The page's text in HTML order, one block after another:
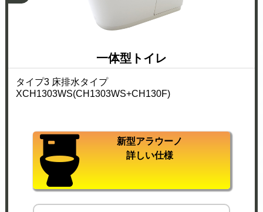
一体型トイレ
タイプ3 床排水タイプ
XCH1303WS(CH1303WS+CH130F)
新型アラウーノ
詳しい仕様